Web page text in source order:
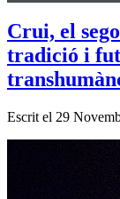
Crui, el
tradició i
Escrit el 29